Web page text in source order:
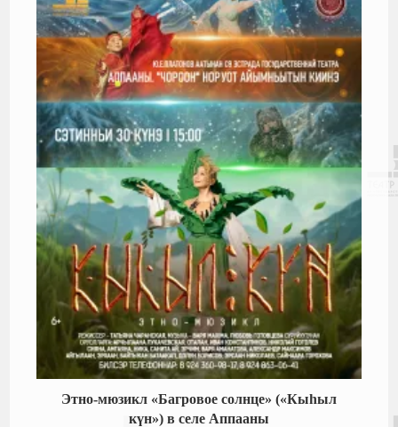
Этно-мюзикл «Багровое солнце» («Кыһыл
күн») в селе Аппааны